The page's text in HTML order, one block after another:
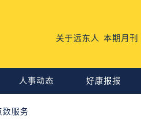
关于远东人 本期月刊
人事动态 好康报报
服务